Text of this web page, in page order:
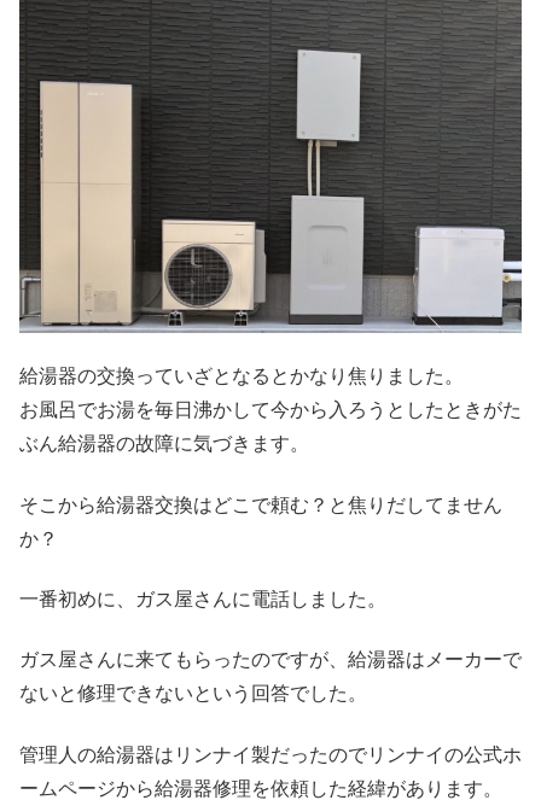
給湯器の交換っていざとなるとかなり焦りました。
お風呂でお湯を毎日沸かして今から入ろうとしたときがた
ぶん給湯器の故障に気づきます。
そこから給湯器交換はどこで頼む？と焦りだしてません
か？
一番初めに、ガス屋さんに電話しました。
ガス屋さんに来てもらったのですが、給湯器はメーカーで
ないと修理できないという回答でした。
管理人の給湯器はリンナイ製だったのでリンナイの公式ホ
ームページから給湯器修理を依頼した経緯があります。